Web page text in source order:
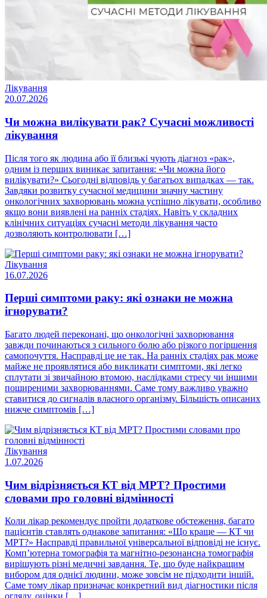
Лікування
20.07.2026
Чи можна вилікувати рак? Сучасні можливості
лікування
Після того як людина або її близькі чують діагноз «рак»,
одним із перших виникає запитання: «Чи можна його
вилікувати?» Сьогодні відповідь у багатьох випадках — так.
Завдяки розвитку сучасної медицини значну частину
онкологічних захворювань можна успішно лікувати, особливо
якщо вони виявлені на ранніх стадіях. Навіть у складних
клінічних ситуаціях сучасні методи лікування часто
дозволяють контролювати […]
Лікування
16.07.2026
Перші симптоми раку: які ознаки не можна
ігнорувати?
Багато людей переконані, що онкологічні захворювання
завжди починаються з сильного болю або різкого погіршення
самопочуття. Насправді це не так. На ранніх стадіях рак може
майже не проявлятися або викликати симптоми, які легко
сплутати зі звичайною втомою, наслідками стресу чи іншими
поширеними захворюваннями. Саме тому важливо уважно
ставитися до сигналів власного організму. Більшість описаних
нижче симптомів […]
Лікування
1.07.2026
Чим відрізняється КТ від МРТ? Простими
словами про головні відмінності
Коли лікар рекомендує пройти додаткове обстеження, багато
пацієнтів ставлять однакове запитання: «Що краще — КТ чи
МРТ?» Насправді правильної універсальної відповіді не існує.
Комп’ютерна томографія та магнітно-резонансна томографія
вирішують різні медичні завдання. Те, що буде найкращим
вибором для однієї людини, може зовсім не підходити іншій.
Саме тому лікар призначає конкретний вид діагностики після